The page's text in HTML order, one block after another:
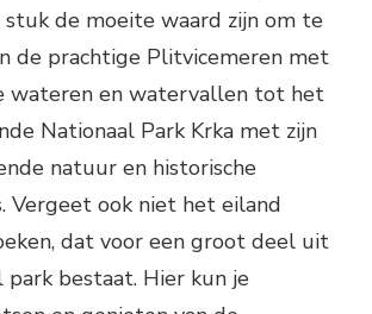
de moeite waard zijn om te
de prachtige Plitvicemeren met
wateren en watervallen tot het
Nationaal Park Krka met zijn
natuur en historische
Vergeet ook niet het eiland
dat voor een groot deel uit
park bestaat. Hier kun je